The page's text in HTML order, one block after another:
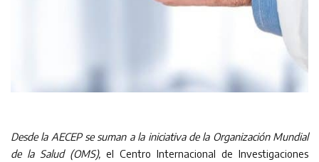
Desde la AECEP se suman a la iniciativa de la Organización Mundial
de la Salud (OMS), el Centro Internacional de Investigaciones